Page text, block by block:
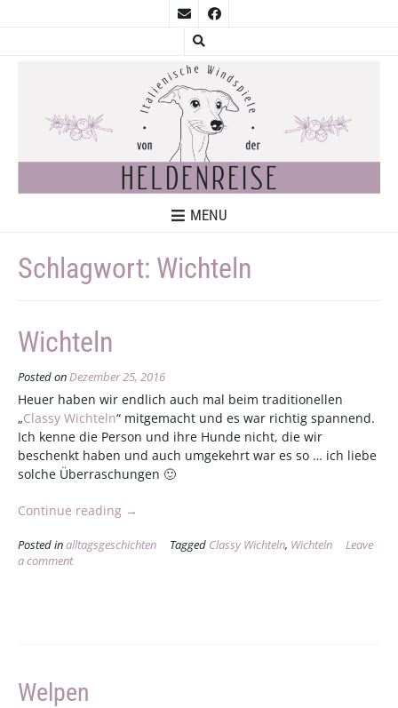
MENU
Schlagwort: Wichteln
Wichteln
Posted onDezember 25, 2016
Heuer haben wir endlich auch mal beim traditionellen
„Classy Wichteln“ mitgemacht und es war richtig spannend.
Ich kenne die Person und ihre Hunde nicht, die wir
beschenkt haben und auch umgekehrt war es so … ich liebe
solche Überraschungen 🙂
Continue reading „Wichteln“
→
Posted inalltagsgeschichten Tagged Classy Wichteln, Wichteln
Leave
a comment
Welpen